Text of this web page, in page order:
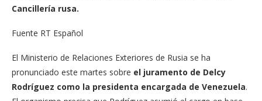
Cancillería rusa.
Fuente RT Español
El Ministerio de Relaciones Exteriores de Rusia se ha
pronunciado este martes sobre el juramento de Delcy
Rodríguez como la presidenta encargada de Venezuela.